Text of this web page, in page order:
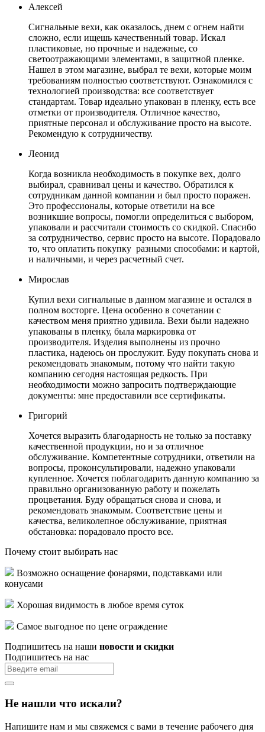
Алексей
Сигнальные вехи, как оказалось, днем с огнем найти
сложно, если ищешь качественный товар. Искал
пластиковые, но прочные и надежные, со
светоотражающими элементами, в защитной пленке.
Нашел в этом магазине, выбрал те вехи, которые моим
требованиям полностью соответствуют. Ознакомился с
технологией производства: все соответствует
стандартам. Товар идеально упакован в пленку, есть все
отметки от производителя. Отличное качество,
приятные персонал и обслуживание просто на высоте.
Рекомендую к сотрудничеству.
Леонид
Когда возникла необходимость в покупке вех, долго
выбирал, сравнивал цены и качество. Обратился к
сотрудникам данной компании и был просто поражен.
Это профессионалы, которые ответили на все
возникшие вопросы, помогли определиться с выбором,
упаковали и рассчитали стоимость со скидкой. Спасибо
за сотрудничество, сервис просто на высоте. Порадовало
то, что оплатить покупку разными способами: и картой,
и наличными, и через расчетный счет.
Мирослав
Купил вехи сигнальные в данном магазине и остался в
полном восторге. Цена особенно в сочетании с
качеством меня приятно удивила. Вехи были надежно
упакованы в пленку, была маркировка от
производителя. Изделия выполнены из прочно
пластика, надеюсь он прослужит. Буду покупать снова и
рекомендовать знакомым, потому что найти такую
компанию сегодня настоящая редкость. При
необходимости можно запросить подтверждающие
документы: мне предоставили все сертификаты.
Григорий
Хочется выразить благодарность не только за поставку
качественной продукции, но и за отличное
обслуживание. Компетентные сотрудники, ответили на
вопросы, проконсультировали, надежно упаковали
купленное. Хочется поблагодарить данную компанию за
правильно организованную работу и пожелать
процветания. Буду обращаться снова и снова, и
рекомендовать знакомым. Соответствие цены и
качества, великолепное обслуживание, приятная
обстановка: порадовало просто все.
Почему стоит выбирать нас
Возможно оснащение фонарями, подставками или
конусами
Хорошая видимость в любое время суток
Самое выгодное по цене ограждение
Подпишитесь на наши новости и скидки
Подпишитесь на нас
Не нашли что искали?
Напишите нам и мы свяжемся с вами в течение рабочего дня